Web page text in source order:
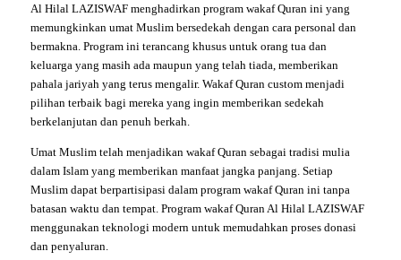
Al Hilal LAZISWAF menghadirkan program wakaf Quran ini yang
memungkinkan umat Muslim bersedekah dengan cara personal dan
bermakna. Program ini terancang khusus untuk orang tua dan
keluarga yang masih ada maupun yang telah tiada, memberikan
pahala jariyah yang terus mengalir. Wakaf Quran custom menjadi
pilihan terbaik bagi mereka yang ingin memberikan sedekah
berkelanjutan dan penuh berkah.
Umat Muslim telah menjadikan wakaf Quran sebagai tradisi mulia
dalam Islam yang memberikan manfaat jangka panjang. Setiap
Muslim dapat berpartisipasi dalam program wakaf Quran ini tanpa
batasan waktu dan tempat. Program wakaf Quran Al Hilal LAZISWAF
menggunakan teknologi modern untuk memudahkan proses donasi
dan penyaluran.